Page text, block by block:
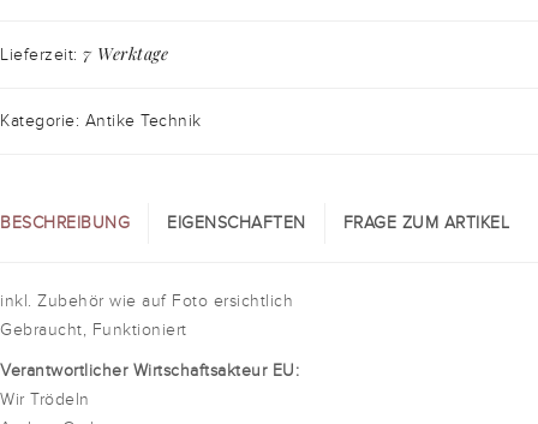
Lieferzeit: 7 Werktage
Kategorie: Antike Technik
BESCHREIBUNG EIGENSCHAFTEN FRAGE ZUM ARTIKEL
inkl. Zubehör wie auf Foto ersichtlich
Gebraucht, Funktioniert
Verantwortlicher Wirtschaftsakteur EU:
Wir Trödeln